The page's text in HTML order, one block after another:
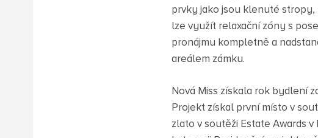
prvky jako jsou klenuté stropy,
lze využít relaxační zóny s
pronájmu kompletně a
areálem zámku.
Nová Miss získala rok bydlení
Projekt získal první místo v
zlato v soutěži Estate Awards